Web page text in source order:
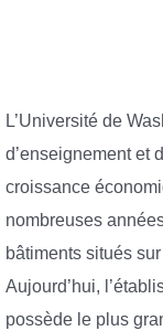
L’Université de
d’enseignement et
croissance
nombreuses
bâtiments situés
Aujourd’hui,
possède le plus